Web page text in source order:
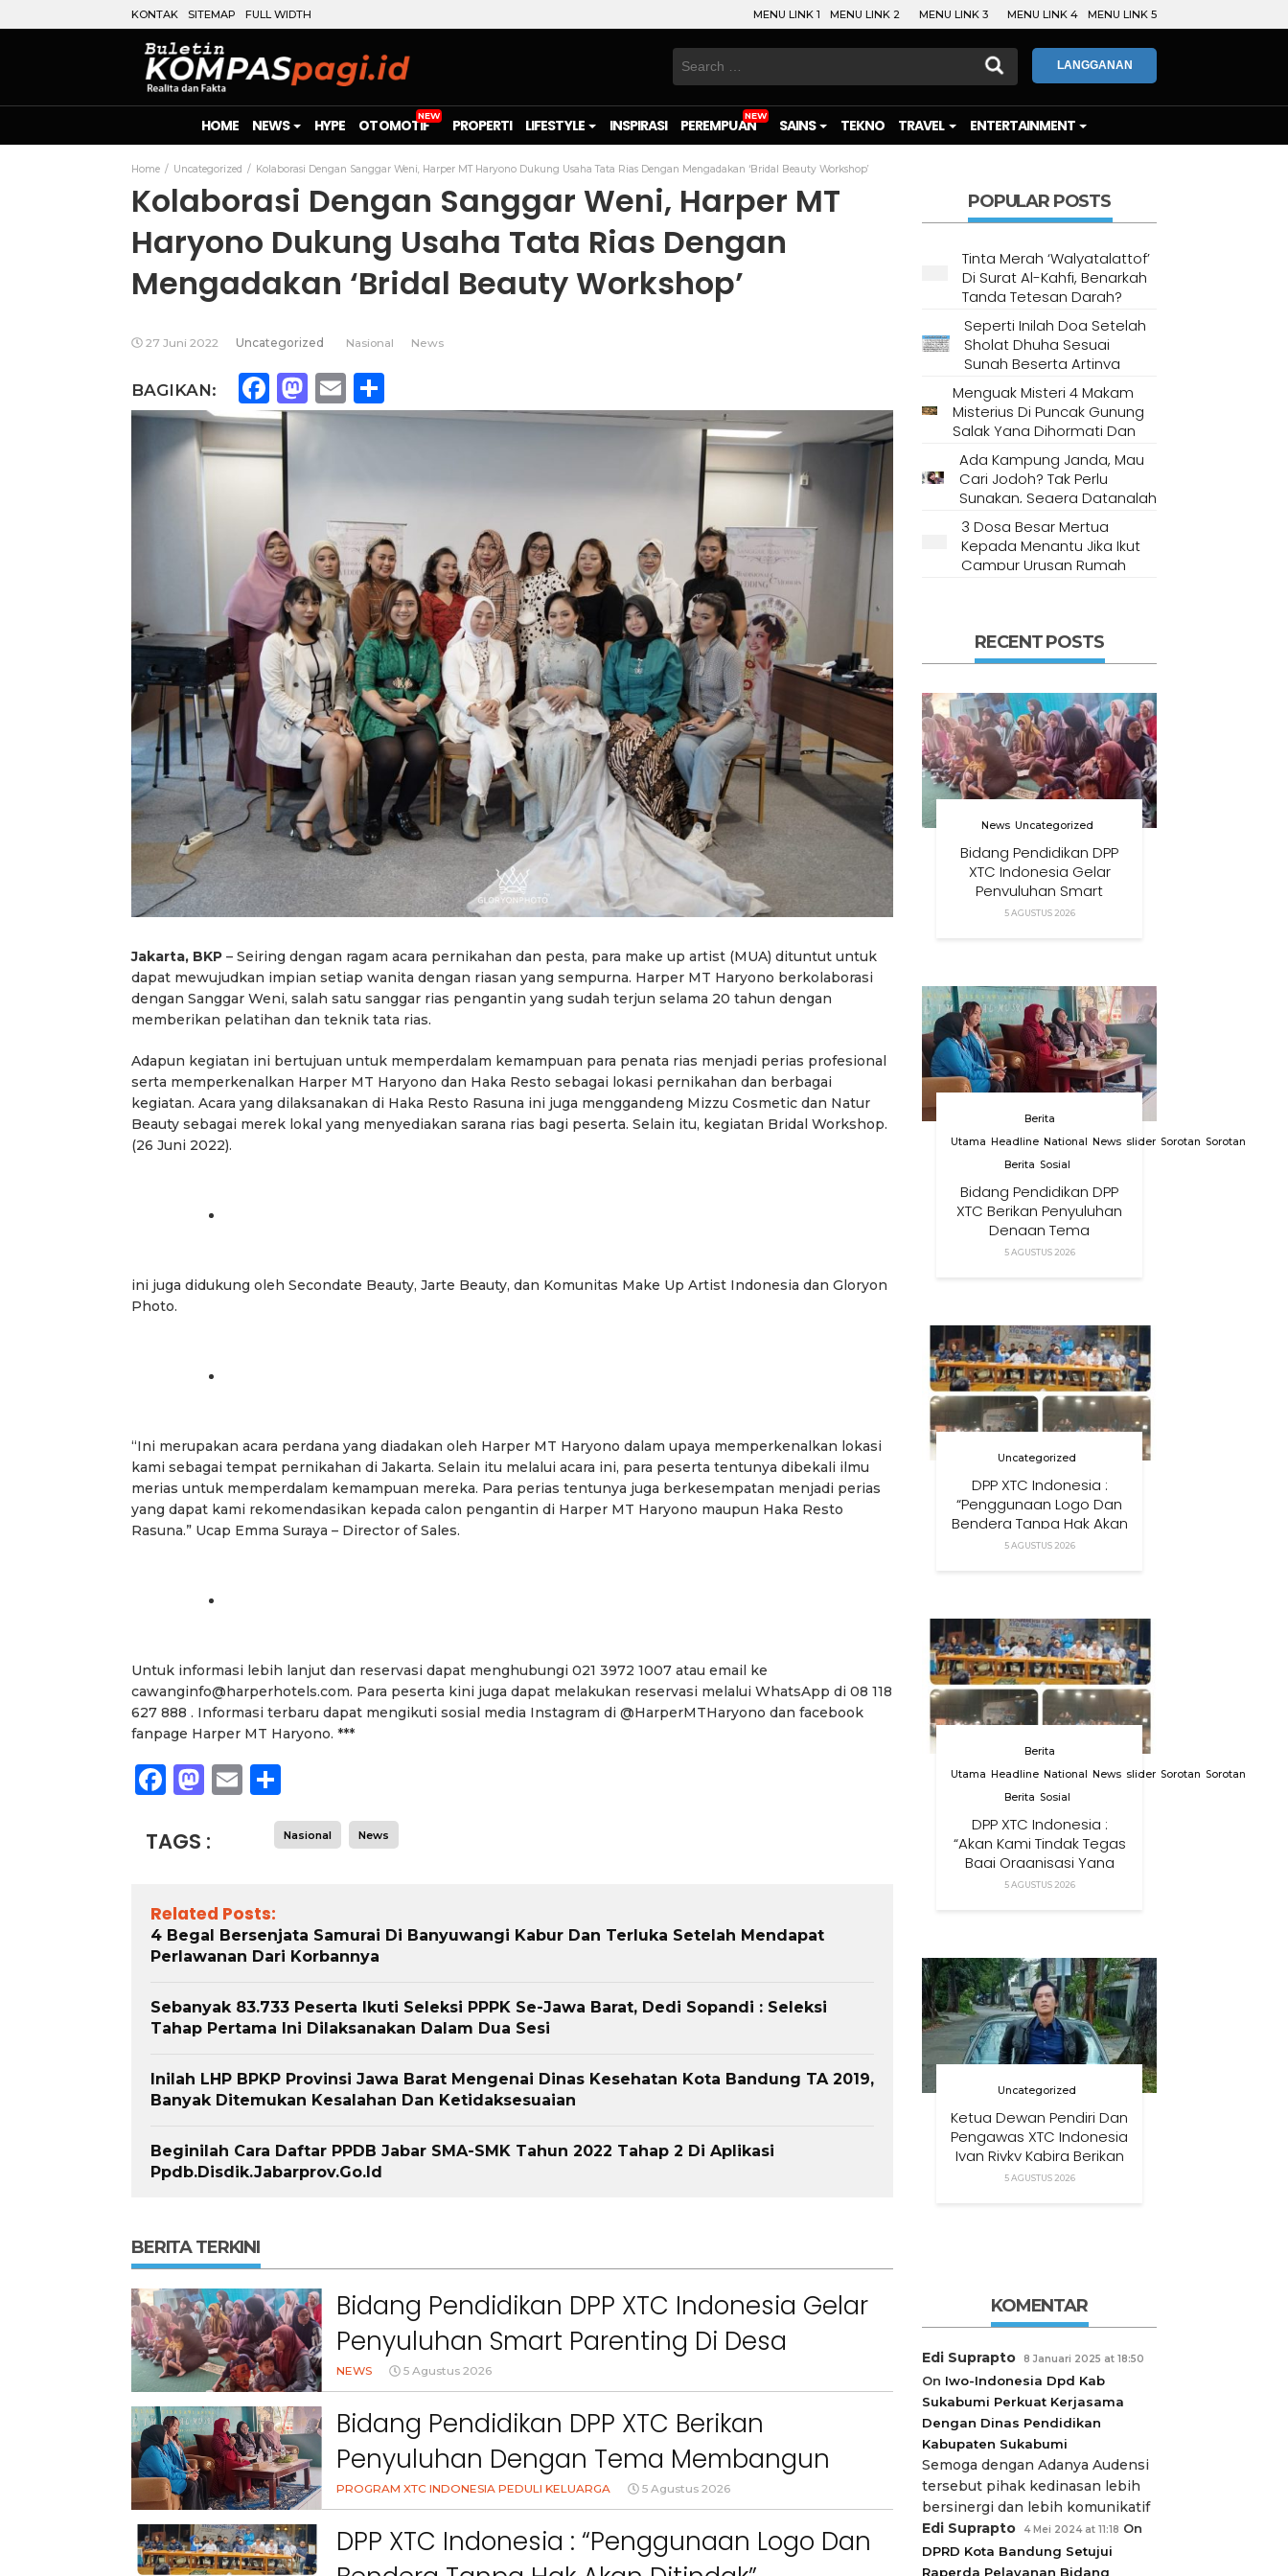
KONTAK SITEMAP FULL WIDTH MENU LINK 1 MENU LINK 2 MENU LINK 3 MENU LINK 4 MENU LINK 5
Search
LANGGANAN
HOME NEWS HYPE OTOMOTIF PROPERTI LIFESTYLE INSPIRASI PEREMPUAN SAINS TEKNO TRAVEL ENTERTAINMENT
Home Uncategorized Kolaborasi Dengan Sanggar Weni, Harper MT Haryono Dukung Usaha Tata Rias Dengan Mengadakan ‘Bridal Beauty Workshop’
Kolaborasi Dengan Sanggar Weni, Harper MT
Haryono Dukung Usaha Tata Rias Dengan
Mengadakan ‘Bridal Beauty Workshop’
27 Juni 2022 Uncategorized Nasional News
BAGIKAN: Facebook
Mastodon
Email
Jakarta, BKP – Seiring dengan ragam acara pernikahan dan pesta, para make up artist (MUA) dituntut untuk
dapat mewujudkan impian setiap wanita dengan riasan yang sempurna. Harper MT Haryono berkolaborasi
dengan Sanggar Weni, salah satu sanggar rias pengantin yang sudah terjun selama 20 tahun dengan
memberikan pelatihan dan teknik tata rias.
Adapun kegiatan ini bertujuan untuk memperdalam kemampuan para penata rias menjadi perias profesional
serta memperkenalkan Harper MT Haryono dan Haka Resto sebagai lokasi pernikahan dan berbagai
kegiatan. Acara yang dilaksanakan di Haka Resto Rasuna ini juga menggandeng Mizzu Cosmetic dan Natur
Beauty sebagai merek lokal yang menyediakan sarana rias bagi peserta. Selain itu, kegiatan Bridal Workshop.
(26 Juni 2022).
ini juga didukung oleh Secondate Beauty, Jarte Beauty, dan Komunitas Make Up Artist Indonesia dan Gloryon
Photo.
“Ini merupakan acara perdana yang diadakan oleh Harper MT Haryono dalam upaya memperkenalkan lokasi
kami sebagai tempat pernikahan di Jakarta. Selain itu melalui acara ini, para peserta tentunya dibekali ilmu
merias untuk memperdalam kemampuan mereka. Para perias tentunya juga berkesempatan menjadi perias
yang dapat kami rekomendasikan kepada calon pengantin di Harper MT Haryono maupun Haka Resto
Rasuna.” Ucap Emma Suraya – Director of Sales.
Untuk informasi lebih lanjut dan reservasi dapat menghubungi 021 3972 1007 atau email ke
cawanginfo@harperhotels.com. Para peserta kini juga dapat melakukan reservasi melalui WhatsApp di 08 118
627 888 . Informasi terbaru dapat mengikuti sosial media Instagram di @HarperMTHaryono dan facebook
fanpage Harper MT Haryono. ***
Facebook
Mastodon
Email
TAGS : Nasional News
Related Posts:
4 Begal Bersenjata Samurai Di Banyuwangi Kabur Dan Terluka Setelah Mendapat
Perlawanan Dari Korbannya
Sebanyak 83.733 Peserta Ikuti Seleksi PPPK Se-Jawa Barat, Dedi Sopandi : Seleksi
Tahap Pertama Ini Dilaksanakan Dalam Dua Sesi
Inilah LHP BPKP Provinsi Jawa Barat Mengenai Dinas Kesehatan Kota Bandung TA 2019,
Banyak Ditemukan Kesalahan Dan Ketidaksesuaian
Beginilah Cara Daftar PPDB Jabar SMA-SMK Tahun 2022 Tahap 2 Di Aplikasi
Ppdb.disdik.jabarprov.go.id
BERITA TERKINI
Bidang Pendidikan DPP XTC Indonesia Gelar
Penyuluhan Smart Parenting Di Desa
Cihanjuang KBB
NEWS 5 Agustus 2026
Bidang Pendidikan DPP XTC Berikan
Penyuluhan Dengan Tema Membangun
Peran Orang Tua Dalam Menjaga
Kesehatan Anak Di Era Digital
PROGRAM XTC INDONESIA PEDULI KELUARGA 5 Agustus 2026
DPP XTC Indonesia : “Penggunaan Logo Dan
POPULAR POSTS
Tinta Merah ‘Walyatalattof’
Di Surat Al-Kahfi, Benarkah
Tanda Tetesan Darah?
Seperti Inilah Doa Setelah
Sholat Dhuha Sesuai
Sunah Beserta Artinya
Menguak Misteri 4 Makam
Misterius Di Puncak Gunung
Salak Yang Dihormati Dan
Dianggap Tempat Suci Oleh
Masyarakat Setempat
Ada Kampung Janda, Mau
Cari Jodoh? Tak Perlu
Sungkan, Segera Datanglah
Ke Desa Ini
3 Dosa Besar Mertua
Kepada Menantu Jika Ikut
Campur Urusan Rumah
RECENT POSTS
News Uncategorized
Bidang Pendidikan DPP
XTC Indonesia Gelar
Penyuluhan Smart
Parenting Di Desa
5 AGUSTUS 2026
Berita
Utama
Headline National News slider Sorotan Sorotan
Berita Sosial
Bidang Pendidikan DPP
XTC Berikan Penyuluhan
Dengan Tema
Membangun Peran
5 AGUSTUS 2026
Uncategorized
DPP XTC Indonesia :
“Penggunaan Logo Dan
Bendera Tanpa Hak Akan
Ditindak”
5 AGUSTUS 2026
Berita
Utama
Headline National News slider Sorotan Sorotan
Berita Sosial
DPP XTC Indonesia :
“Akan Kami Tindak Tegas
Bagi Organisasi Yang
Menggunakan Nama,
5 AGUSTUS 2026
Uncategorized
Ketua Dewan Pendiri Dan
Pengawas XTC Indonesia
Ivan Rivky Kabira Berikan
Peryataan Sikap Terkait
5 AGUSTUS 2026
KOMENTAR
Edi Suprapto 8 Januari 2025 at 18:50
On Iwo-Indonesia Dpd Kab
Sukabumi Perkuat Kerjasama
Dengan Dinas Pendidikan
Kabupaten Sukabumi
Semoga dengan Adanya Audensi
tersebut pihak kedinasan lebih
bersinergi dan lebih komunikatif
Edi Suprapto
4 Mei 2024 at 11:18 On
DPRD Kota Bandung Setujui
Raperda Pelayanan Bidang